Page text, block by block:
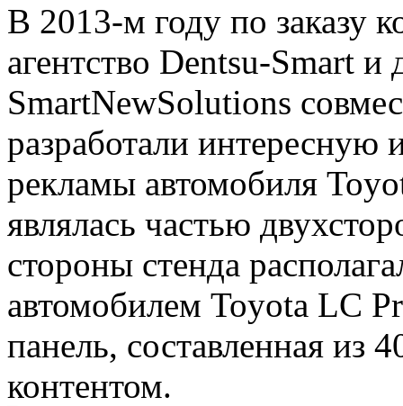
В 2013-м году по заказу
агентство Dentsu-Smart и
SmartNewSolutions
разработали интересную
рекламы автомобиля
являлась частью
стороны стенда
автомобилем Toyota LC
панель, составленная из
контентом.